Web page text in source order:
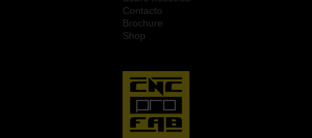
Contacto
Brochure
Shop